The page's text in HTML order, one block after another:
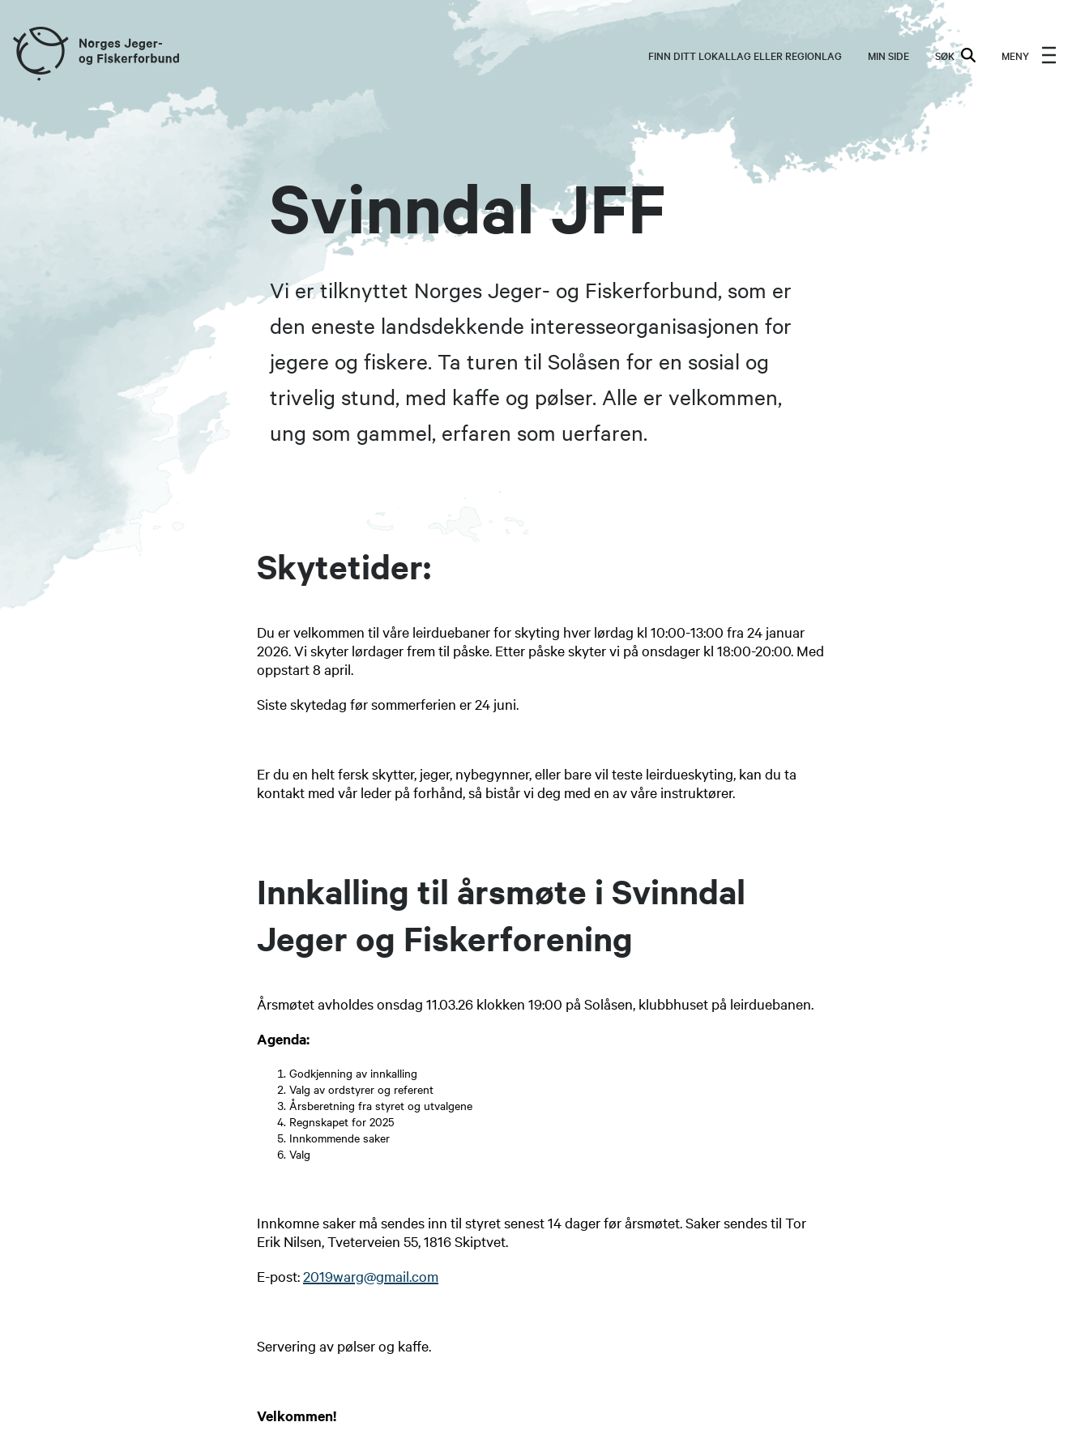
FINN DITT LOKALLAG ELLER REGIONLAG MIN SIDE SØK MENY
Svinndal JFF
Vi er tilknyttet Norges Jeger- og Fiskerforbund, som er
den eneste landsdekkende interesseorganisasjonen for
jegere og fiskere. Ta turen til Solåsen for en sosial og
trivelig stund, med kaffe og pølser. Alle er velkommen,
ung som gammel, erfaren som uerfaren.
Skytetider:
Du er velkommen til våre leirduebaner for skyting hver lørdag kl 10:00-13:00 fra 24 januar
2026. Vi skyter lørdager frem til påske. Etter påske skyter vi på onsdager kl 18:00-20:00. Med
oppstart 8 april.
Siste skytedag før sommerferien er 24 juni.
Er du en helt fersk skytter, jeger, nybegynner, eller bare vil teste leirdueskyting, kan du ta
kontakt med vår leder på forhånd, så bistår vi deg med en av våre instruktører.
Innkalling til årsmøte i Svinndal
Jeger og Fiskerforening
Årsmøtet avholdes onsdag 11.03.26 klokken 19:00 på Solåsen, klubbhuset på leirduebanen.
Agenda:
Godkjenning av innkalling
Valg av ordstyrer og referent
Årsberetning fra styret og utvalgene
Regnskapet for 2025
Innkommende saker
Valg
Innkomne saker må sendes inn til styret senest 14 dager før årsmøtet. Saker sendes til Tor
Erik Nilsen, Tveterveien 55, 1816 Skiptvet.
E-post:2019warg@gmail.com
Servering av pølser og kaffe.
Velkommen!